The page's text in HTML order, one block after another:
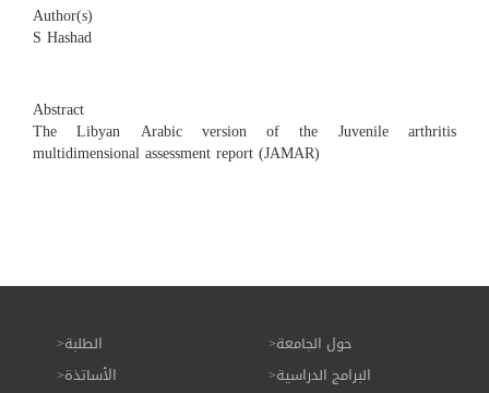
Author(s)
S Hashad
Abstract
The Libyan Arabic version of the Juvenile arthritis
multidimensional assessment report (JAMAR)
حول الجامعة
البرامج الدراسية
الطلبة
الأساتذة